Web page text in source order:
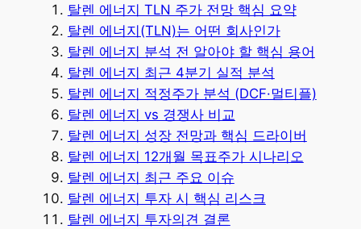
탈렌 에너지 TLN 주가 전망 핵심 요약
탈렌 에너지(TLN)는 어떤 회사인가
탈렌 에너지 분석 전 알아야 할 핵심 용어
탈렌 에너지 최근 4분기 실적 분석
탈렌 에너지 적정주가 분석 (DCF·멀티플)
탈렌 에너지 vs 경쟁사 비교
탈렌 에너지 성장 전망과 핵심 드라이버
탈렌 에너지 12개월 목표주가 시나리오
탈렌 에너지 최근 주요 이슈
탈렌 에너지 투자 시 핵심 리스크
탈렌 에너지 투자의견 결론